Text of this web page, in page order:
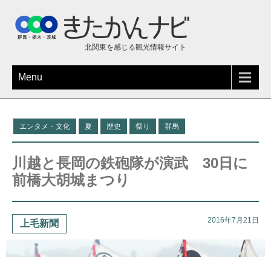
北関東を感じる観光情報サイト
Menu
エンタメ・文化 夏 歴史 祭り 群馬
川越と長岡の鉄砲隊が演武 30日に
前橋大胡城まつり
上毛新聞 2016年7月21日